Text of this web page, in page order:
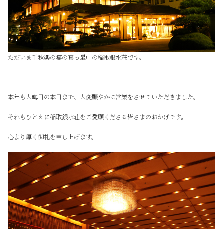
ただいま千秋楽の宴の真っ最中の稲取銀水荘です。
本年も大晦日の本日まで、大変賑やかに営業をさせていただきました。
それもひとえに稲取銀水荘をご愛顧くださる皆さまのおかげです。
心より厚く御礼を申し上げます。